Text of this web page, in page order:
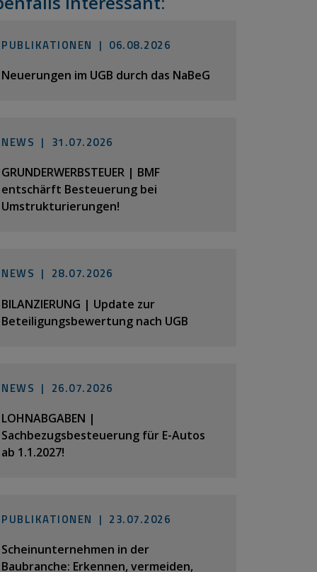
PUBLIKATIONEN | 06.08.2026
Neuerungen im UGB durch das NaBeG
NEWS | 31.07.2026
GRUNDERWERBSTEUER | BMF
entschärft Besteuerung bei
Umstrukturierungen!
NEWS | 28.07.2026
BILANZIERUNG | Update zur
Beteiligungsbewertung nach UGB
NEWS | 26.07.2026
LOHNABGABEN |
Sachbezugsbesteuerung für E-Autos
ab 1.1.2027!
PUBLIKATIONEN | 23.07.2026
Scheinunternehmen in der
Baubranche: Erkennen, vermeiden,